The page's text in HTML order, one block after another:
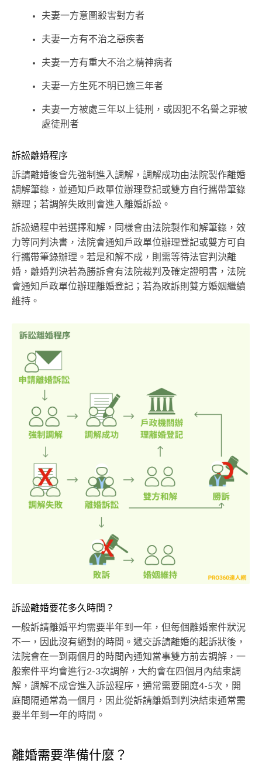
夫妻一方意圖殺害對方者
夫妻一方有不治之惡疾者
夫妻一方有重大不治之精神病者
夫妻一方生死不明已逾三年者
夫妻一方被處三年以上徒刑，或因犯不名譽之罪被
處徒刑者
訴訟離婚程序
訴請離婚後會先強制進入調解，調解成功由法院製作離婚
調解筆錄，並通知戶政單位辦理登記或雙方自行攜帶筆錄
辦理；若調解失敗則會進入離婚訴訟。
訴訟過程中若選擇和解，同樣會由法院製作和解筆錄，效
力等同判決書，法院會通知戶政單位辦理登記或雙方可自
行攜帶筆錄辦理。若是和解不成，則需等待法官判決離
婚，離婚判決若為勝訴會有法院裁判及確定證明書，法院
會通知戶政單位辦理離婚登記；若為敗訴則雙方婚姻繼續
維持。
訴訟離婚要花多久時間？
一般訴請離婚平均需要半年到一年，但每個離婚案件狀況
不一，因此沒有絕對的時間。遞交訴請離婚的起訴狀後，
法院會在一到兩個月的時間內通知當事雙方前去調解，一
般案件平均會進行2-3次調解，大約會在四個月內結束調
解，調解不成會進入訴訟程序，通常需要開庭4-5次，開
庭間隔通常為一個月，因此從訴請離婚到判決結束通常需
要半年到一年的時間。
離婚需要準備什麼？